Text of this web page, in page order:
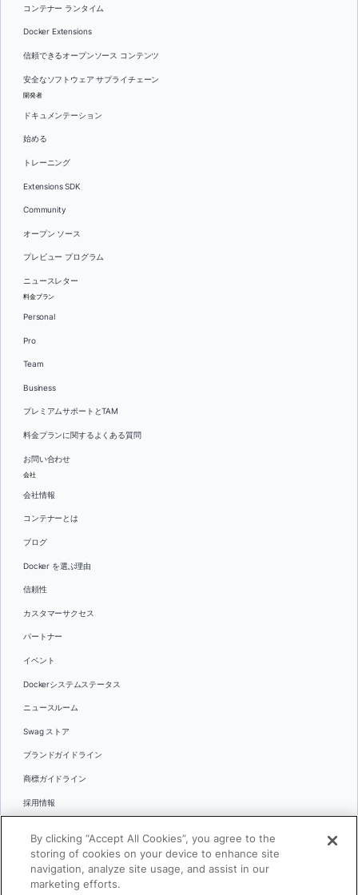
コンテナー ランタイム
Docker Extensions
信頼できるオープンソース コンテンツ
安全なソフトウェア サプライチェーン
開発者
ドキュメンテーション
始める
トレーニング
Extensions SDK
Community
オープン ソース
プレビュー プログラム
ニュースレター
料金プラン
Personal
Pro
Team
Business
プレミアムサポートとTAM
料金プランに関するよくある質問
お問い合わせ
会社
会社情報
コンテナーとは
ブログ
Docker を選ぶ理由
信頼性
カスタマーサクセス
パートナー
イベント
Dockerシステムステータス
ニュースルーム
Swag ストア
ブランドガイドライン
商標ガイドライン
採用情報
言語
日本語
By clicking “Accept All Cookies”, you agree to the
storing of cookies on your device to enhance site
navigation, analyze site usage, and assist in our
marketing efforts.